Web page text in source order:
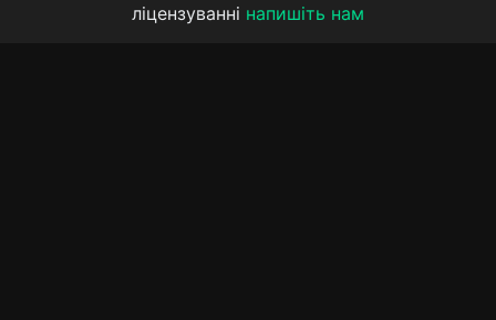
ліцензуванні напишіть нам